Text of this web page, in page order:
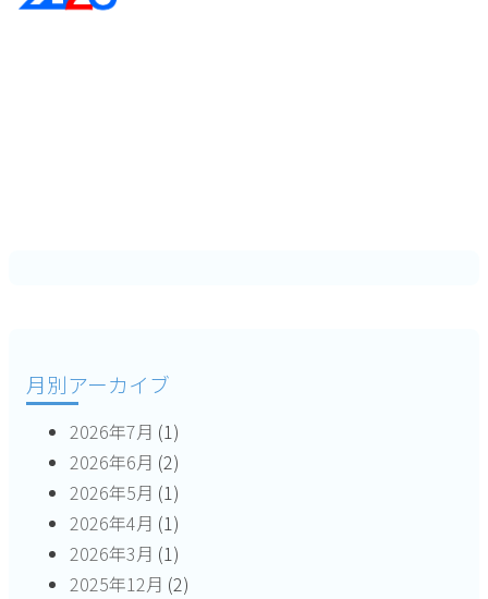
月別アーカイブ
2026年7月 (1)
2026年6月 (2)
2026年5月 (1)
2026年4月 (1)
2026年3月 (1)
2025年12月 (2)